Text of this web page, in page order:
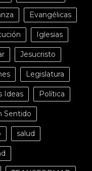
Evangélicas
Iglesias
Jesucristo
Legislatura
Ideas Política
Sentido
salud